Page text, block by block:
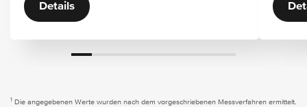
Details
1
Die angegebenen Werte wurden nach dem vorgeschriebenen Messverfahren ermittelt.